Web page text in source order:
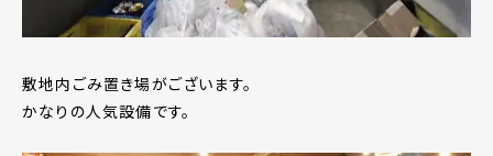
敷地内ごみ置き場がございます。
かなりの人気設備です。